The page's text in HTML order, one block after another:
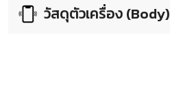
วัสดุตัวเครื่อง (Body)